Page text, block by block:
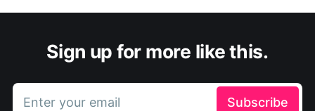
Sign up for more like this.
Enter your email Subscribe